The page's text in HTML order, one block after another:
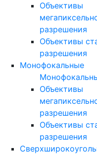
Объективы
разрешения
Объективы
разрешения
Монофокальные
Объективы
разрешения
Объективы
разрешения